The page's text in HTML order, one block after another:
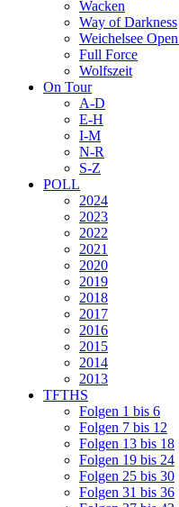
Wacken
Way of Darkness
Weichelsee
Full Force
Wolfszeit
On Tour
A-D
E-H
I-M
N-R
S-Z
POLL
2024
2023
2022
2021
2020
2019
2018
2017
2016
2015
2014
2013
TFTHS
Folgen 1 bis 6
Folgen 7 bis 12
Folgen 13 bis 18
Folgen 19 bis 24
Folgen 25 bis 30
Folgen 31 bis 36